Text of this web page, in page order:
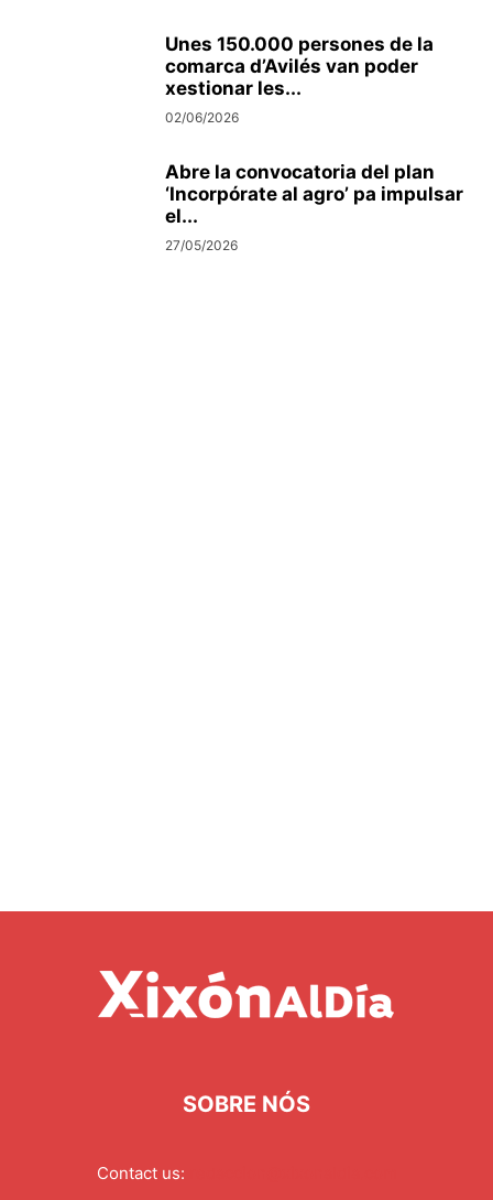
Unes 150.000 persones de la
comarca d’Avilés van poder
xestionar les...
02/06/2026
Abre la convocatoria del plan
‘Incorpórate al agro’ pa impulsar
el...
27/05/2026
SOBRE NÓS
Contact us: